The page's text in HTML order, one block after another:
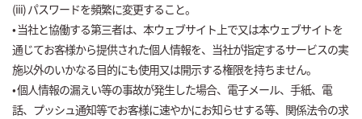
(iii) パスワードを頻繁に変更すること。
• 当社と協働する第三者は、本ウェブサイト上で又は本ウェブサイトを
通じてお客様から提供された個人情報を、当社が指定するサービスの実
施以外のいかなる目的にも使用又は開示する権限を持ちません。
• 個人情報の漏えい等の事故が発生した場合、電子メール、手紙、電
話、プッシュ通知等でお客様に速やかにお知らせする等、関係法令の求